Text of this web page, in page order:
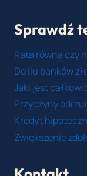
Sprawdź
Rata równa czy
Do ilu banków
Jaki jest
Przyczyny
Kredyt
Zwiększenie